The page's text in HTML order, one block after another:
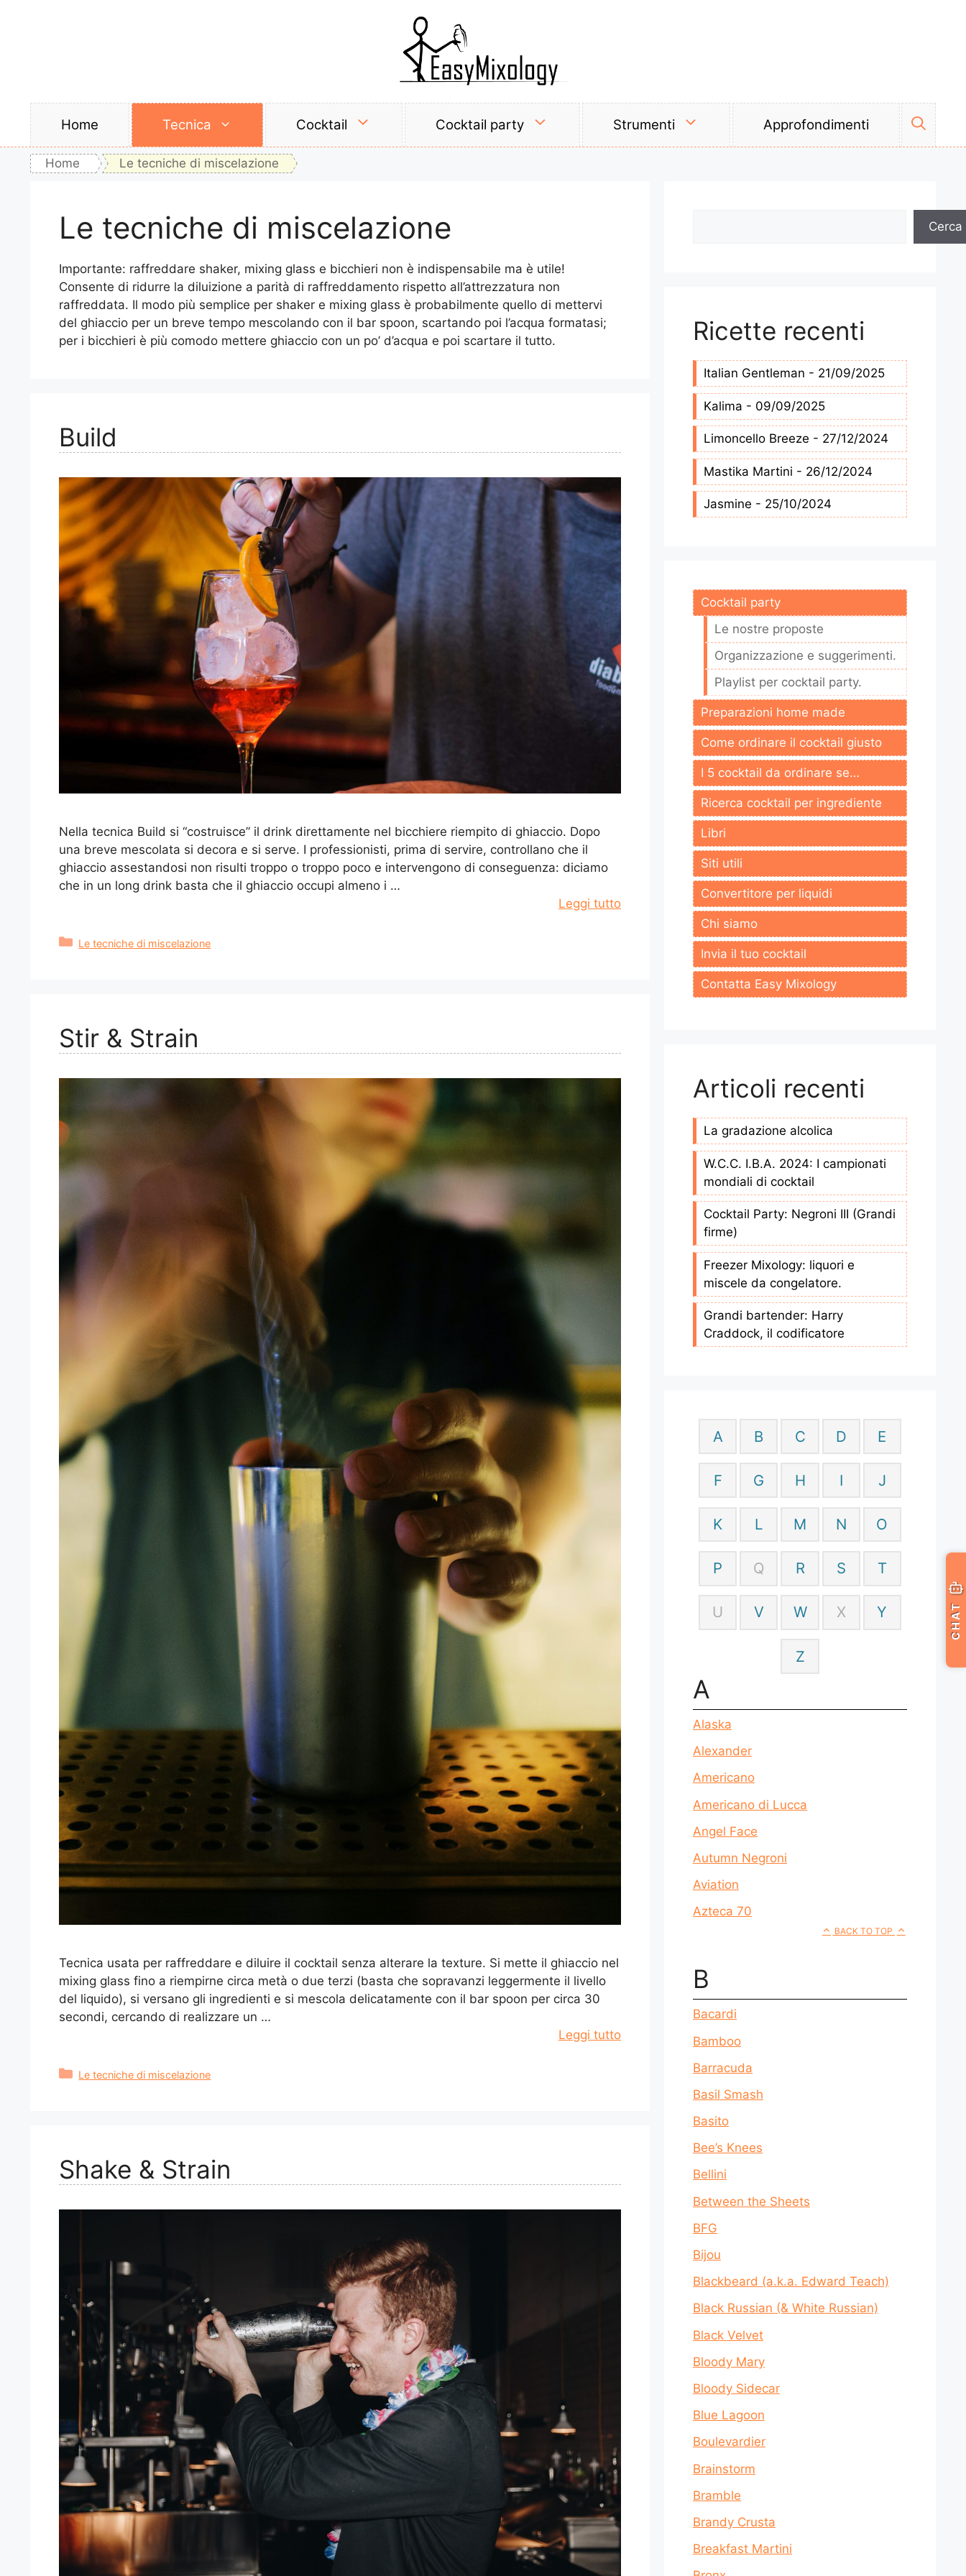
Home Tecnica Cocktail Cocktail party Strumenti Approfondimenti
Home Le tecniche di miscelazione
Le tecniche di miscelazione
Importante: raffreddare shaker, mixing glass e bicchieri non è indispensabile ma è utile!
Consente di ridurre la diluizione a parità di raffreddamento rispetto all’attrezzatura non
raffreddata. Il modo più semplice per shaker e mixing glass è probabilmente quello di mettervi
del ghiaccio per un breve tempo mescolando con il bar spoon, scartando poi l’acqua formatasi;
per i bicchieri è più comodo mettere ghiaccio con un po’ d’acqua e poi scartare il tutto.
Build
Nella tecnica Build si “costruisce” il drink direttamente nel bicchiere riempito di ghiaccio. Dopo
una breve mescolata si decora e si serve. I professionisti, prima di servire, controllano che il
ghiaccio assestandosi non risulti troppo o troppo poco e intervengono di conseguenza: diciamo
che in un long drink basta che il ghiaccio occupi almeno i …
Leggi tutto
Categorie
Le tecniche di miscelazione
Stir & Strain
Tecnica usata per raffreddare e diluire il cocktail senza alterare la texture. Si mette il ghiaccio nel
mixing glass fino a riempirne circa metà o due terzi (basta che sopravanzi leggermente il livello
del liquido), si versano gli ingredienti e si mescola delicatamente con il bar spoon per circa 30
secondi, cercando di realizzare un …
Leggi tutto
Categorie
Le tecniche di miscelazione
Shake & Strain
Cerca
Ricette recenti
Italian Gentleman - 21/09/2025
Kalima - 09/09/2025
Limoncello Breeze - 27/12/2024
Mastika Martini - 26/12/2024
Jasmine - 25/10/2024
Cocktail party
Le nostre proposte
Organizzazione e suggerimenti.
Playlist per cocktail party.
Preparazioni home made
Come ordinare il cocktail giusto
I 5 cocktail da ordinare se…
Ricerca cocktail per ingrediente
Libri
Siti utili
Convertitore per liquidi
Chi siamo
Invia il tuo cocktail
Contatta Easy Mixology
Articoli recenti
La gradazione alcolica
W.C.C. I.B.A. 2024: I campionati
mondiali di cocktail
Cocktail Party: Negroni III (Grandi
firme)
Freezer Mixology: liquori e
miscele da congelatore.
Grandi bartender: Harry
Craddock, il codificatore
A B C D E
F G H I J
K L M N O
P Q R S T
U V W X Y
Z
A
Alaska
Alexander
Americano
Americano di Lucca
Angel Face
Autumn Negroni
Aviation
Azteca 70
BACK TO TOP
B
Bacardi
Bamboo
Barracuda
Basil Smash
Basito
Bee’s Knees
Bellini
Between the Sheets
BFG
Bijou
Blackbeard (a.k.a. Edward Teach)
Black Russian (& White Russian)
Black Velvet
Bloody Mary
Bloody Sidecar
Blue Lagoon
Boulevardier
Brainstorm
Bramble
Brandy Crusta
Breakfast Martini
CHAT